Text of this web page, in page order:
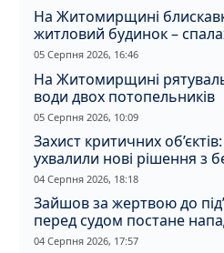
На Житомирщині
житловий будинок –
05 Серпня 2026, 16:46
На Житомирщині
води двох потопельників
05 Серпня 2026, 10:09
Захист критичних
ухвалили нові рішення з
04 Серпня 2026, 18:18
Зайшов за жертвою до
перед судом постане
04 Серпня 2026, 17:57